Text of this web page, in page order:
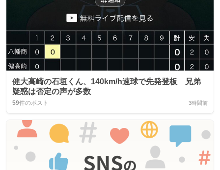
健大高崎の石垣くん、140km/h速球で先発登板 兄弟
疑惑は否定の声が多数
59件のポスト 3時間前